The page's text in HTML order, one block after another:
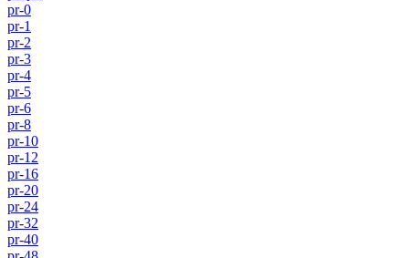
pr-0
pr-1
pr-2
pr-3
pr-4
pr-5
pr-6
pr-8
pr-10
pr-12
pr-16
pr-20
pr-24
pr-32
pr-40